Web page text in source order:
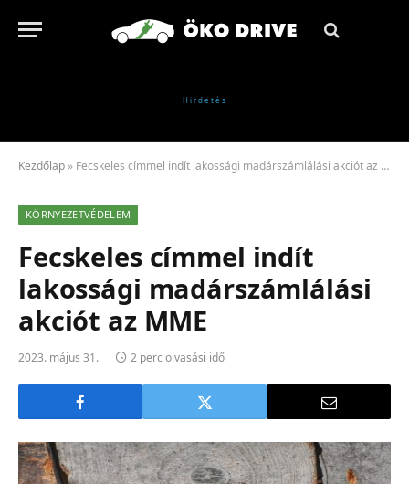
Kezdőlap » Fecskeles címmel indít lakossági madárszámlálási akciót az MME
KÖRNYEZETVÉDELEM
Fecskeles címmel indít
lakossági madárszámlálási
akciót az MME
2023. május 31. 2 perc olvasási idő